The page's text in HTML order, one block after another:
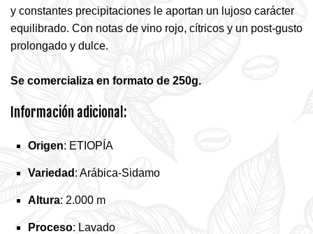
y constantes precipitaciones le aportan un lujoso carácter
equilibrado. Con notas de vino rojo, cítricos y un post-gusto
prolongado y dulce.
Se comercializa en formato de 250g.
Información adicional:
Origen: ETIOPÍA
Variedad : Arábica-Sidamo
Altura: 2.000 m
Proceso: Lavado